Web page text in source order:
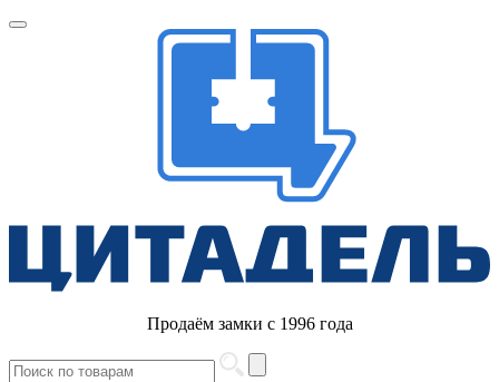
Продаём замки с 1996 года